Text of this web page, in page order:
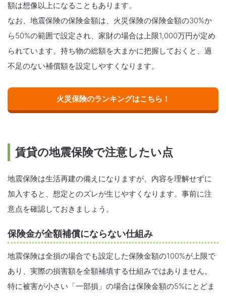
額は想像以上になることもあります。
なお、地震保険の保険金額は、火災保険の保険金額の30%か
ら50%の範囲で設定され、家財の場合は上限1,000万円が定め
られています。持ち物の総額を大まかに把握しておくと、過
不足のない補償額を設定しやすくなります。
火災保険のランキングはこちら！
賃貸の地震保険で注意したい点
地震保険は生活再建の備えになりますが、内容を理解せずに
加入すると、想定とのズレが生じやすくなります。事前に注
意点を確認しておきましょう。
保険金が全額補償にならない仕組み
地震保険は全損の場合でも設定した保険金額の100%が上限で
あり、実際の損害額を全額補填する仕組みではありません。
特に被害が小さい「一部損」の場合は保険金額の5%にとどま